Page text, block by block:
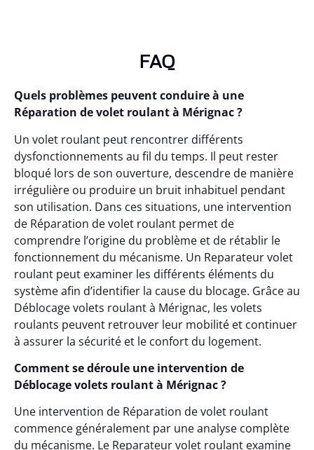
FAQ
Quels problèmes peuvent conduire à une
Réparation de volet roulant à Mérignac ?
Un volet roulant peut rencontrer différents
dysfonctionnements au fil du temps. Il peut rester
bloqué lors de son ouverture, descendre de manière
irrégulière ou produire un bruit inhabituel pendant
son utilisation. Dans ces situations, une intervention
de Réparation de volet roulant permet de
comprendre l’origine du problème et de rétablir le
fonctionnement du mécanisme. Un Reparateur volet
roulant peut examiner les différents éléments du
système afin d’identifier la cause du blocage. Grâce au
Déblocage volets roulant à Mérignac, les volets
roulants peuvent retrouver leur mobilité et continuer
à assurer la sécurité et le confort du logement.
Comment se déroule une intervention de
Déblocage volets roulant à Mérignac ?
Une intervention de Réparation de volet roulant
commence généralement par une analyse complète
du mécanisme. Le Reparateur volet roulant examine